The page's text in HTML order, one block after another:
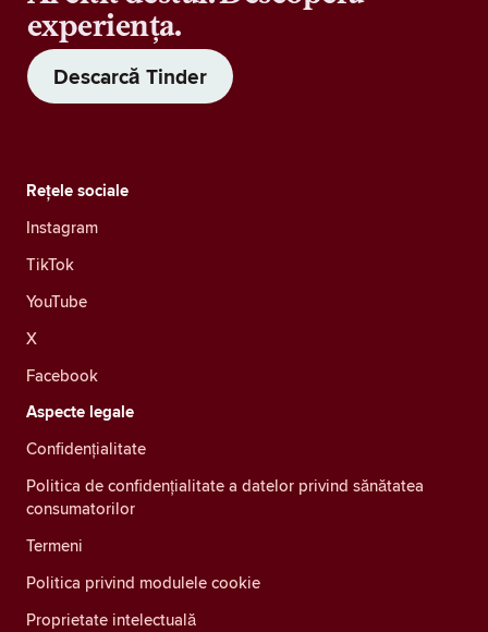
experiența.
Descarcă Tinder
Rețele sociale
Instagram
TikTok
YouTube
X
Facebook
Aspecte legale
Confidenţialitate
Politica de confidențialitate a datelor privind sănătatea
consumatorilor
Termeni
Politica privind modulele cookie
Proprietate intelectuală